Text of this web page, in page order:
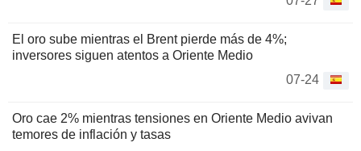
El oro sube mientras el Brent pierde más de 4%;
inversores siguen atentos a Oriente Medio
07-24
Oro cae 2% mientras tensiones en Oriente Medio avivan
temores de inflación y tasas